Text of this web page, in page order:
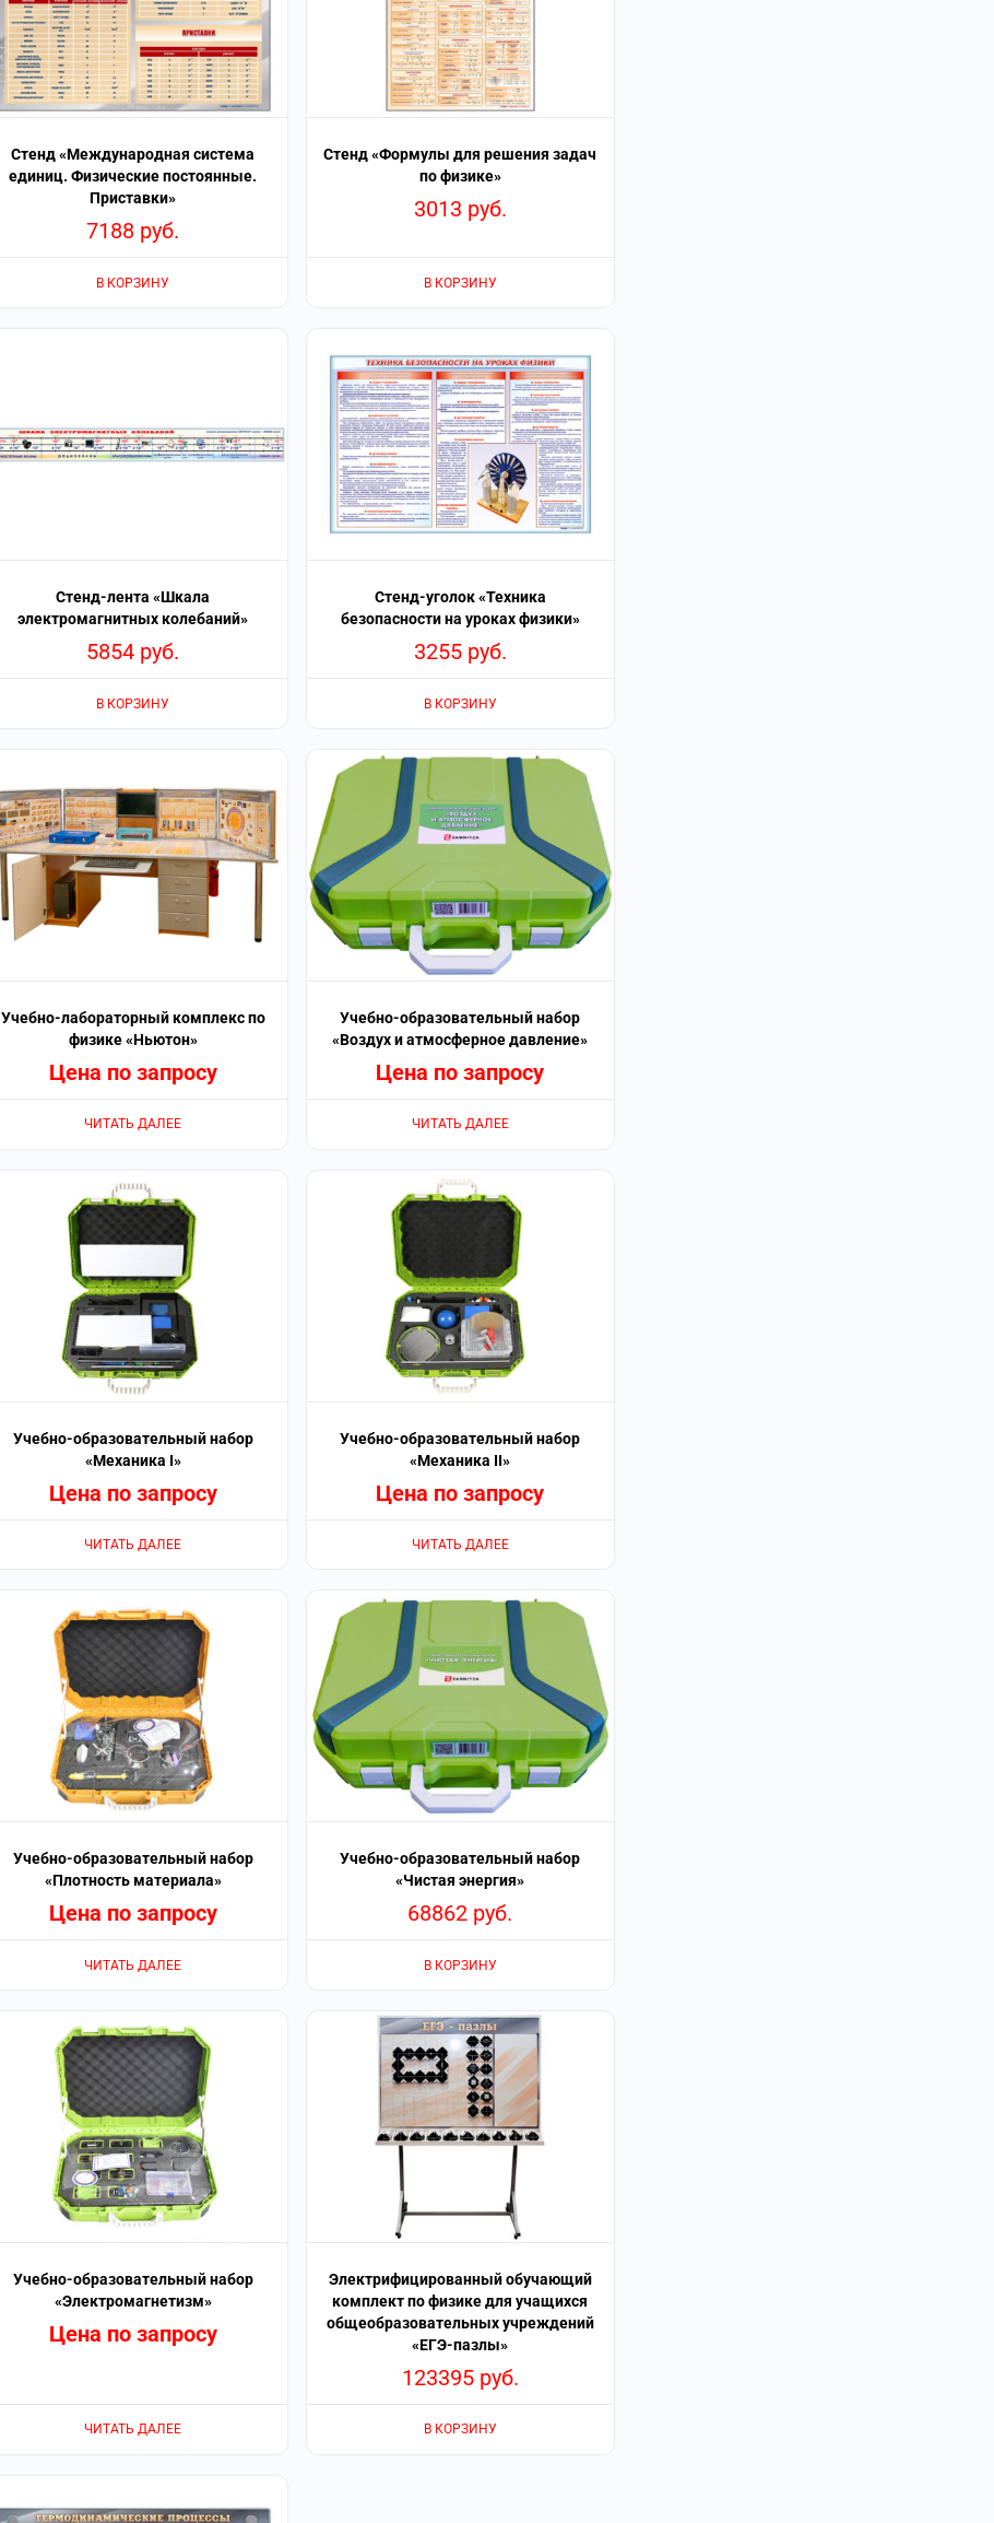
Стенд «Международная система
единиц. Физические постоянные.
Приставки»
7188 руб.
В КОРЗИНУ
Стенд «Формулы для решения задач
по физике»
3013 руб.
В КОРЗИНУ
Стенд-лента «Шкала
электромагнитных колебаний»
5854 руб.
В КОРЗИНУ
Стенд-уголок «Техника
безопасности на уроках физики»
3255 руб.
В КОРЗИНУ
Учебно-лабораторный комплекс по
физике «Ньютон»
Цена по запросу
ЧИТАТЬ ДАЛЕЕ
Учебно-образовательный набор
«Воздух и атмосферное давление»
Цена по запросу
ЧИТАТЬ ДАЛЕЕ
Учебно-образовательный набор
«Механика I»
Цена по запросу
ЧИТАТЬ ДАЛЕЕ
Учебно-образовательный набор
«Механика II»
Цена по запросу
ЧИТАТЬ ДАЛЕЕ
Учебно-образовательный набор
«Плотность материала»
Цена по запросу
ЧИТАТЬ ДАЛЕЕ
Учебно-образовательный набор
«Чистая энергия»
68862 руб.
В КОРЗИНУ
Учебно-образовательный набор
«Электромагнетизм»
Цена по запросу
ЧИТАТЬ ДАЛЕЕ
Электрифицированный обучающий
комплект по физике для учащихся
общеобразовательных учреждений
«ЕГЭ-пазлы»
123395 руб.
В КОРЗИНУ